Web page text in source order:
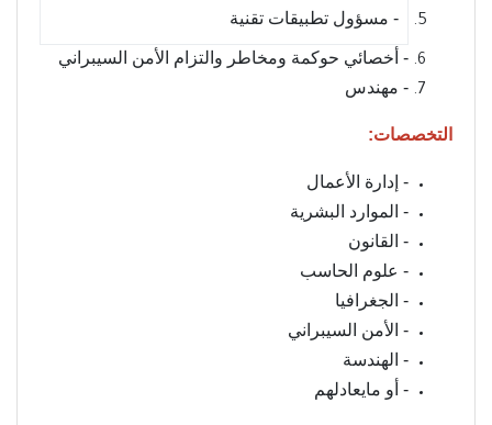
- ⁠مسؤول تطبيقات تقنية
- ⁠أخصائي حوكمة ومخاطر والتزام الأمن السيبراني
- ⁠مهندس
التخصصات:
- إدارة الأعمال
- ⁠الموارد البشرية
- ⁠القانون
- ⁠علوم الحاسب
- ⁠الجغرافيا
- ⁠الأمن السيبراني
- ⁠الهندسة
- ⁠أو مايعادلهم